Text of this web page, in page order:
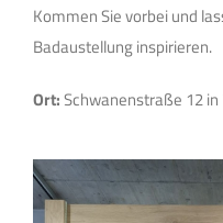
Kommen Sie vorbei und
Badaustellung inspirieren.
Ort:Schwanenstraße 12